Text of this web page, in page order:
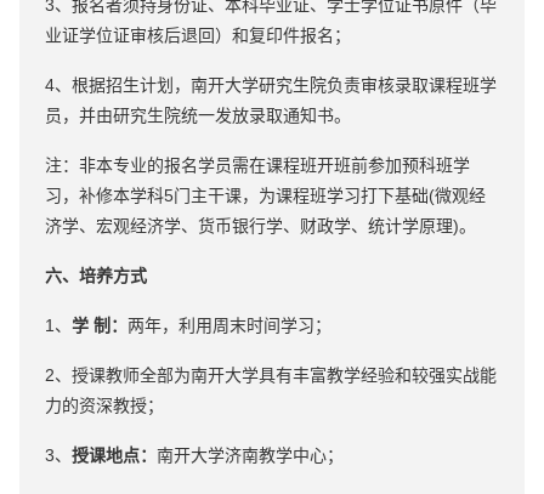
3、报名者须持身份证、本科毕业证、学士学位证书原件（毕
业证学位证审核后退回）和复印件报名；
4、根据招生计划，南开大学研究生院负责审核录取课程班学
员，并由研究生院统一发放录取通知书。
注：非本专业的报名学员需在课程班开班前参加预科班学
习，补修本学科5门主干课，为课程班学习打下基础(微观经
济学、宏观经济学、货币银行学、财政学、统计学原理)。
六、培养方式
1、 学 制： 两年，利用周末时间学习；
2、授课教师全部为南开大学具有丰富教学经验和较强实战能
力的资深教授；
3、 授课地点： 南开大学济南教学中心；